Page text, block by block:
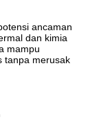
ancaman
dan kimia
mampu
tanpa merusak